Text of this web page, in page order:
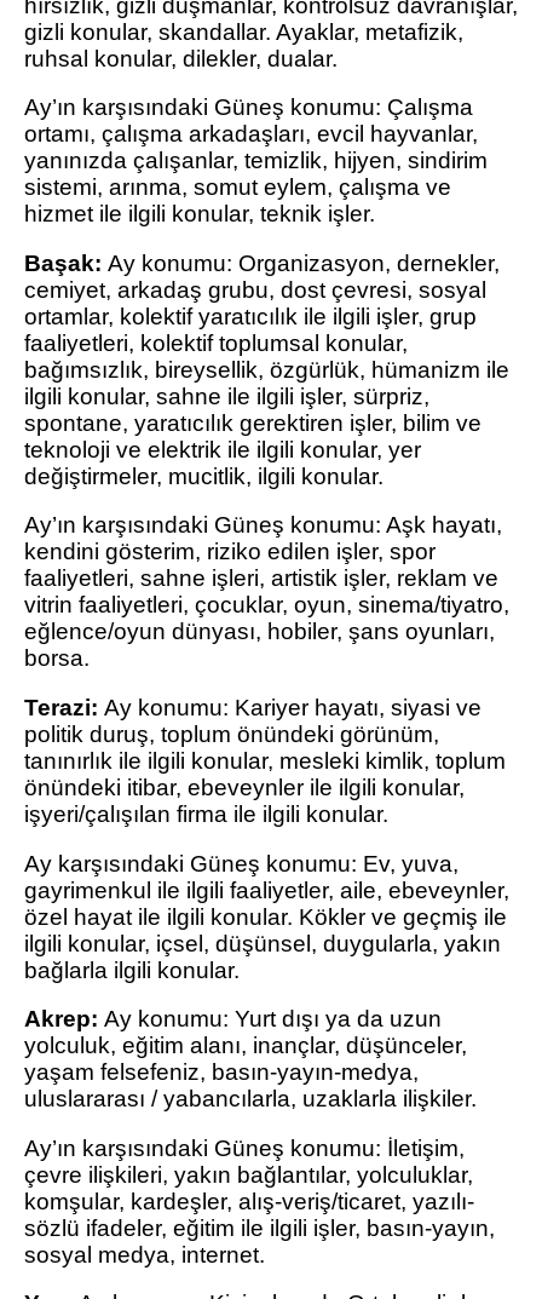
hırsızlık, gizli düşmanlar, kontrolsüz davranışlar,
gizli konular, skandallar. Ayaklar, metafizik,
ruhsal konular, dilekler, dualar.
Ay’ın karşısındaki Güneş konumu: Çalışma
ortamı, çalışma arkadaşları, evcil hayvanlar,
yanınızda çalışanlar, temizlik, hijyen, sindirim
sistemi, arınma, somut eylem, çalışma ve
hizmet ile ilgili konular, teknik işler.
Başak: Ay konumu: Organizasyon, dernekler,
cemiyet, arkadaş grubu, dost çevresi, sosyal
ortamlar, kolektif yaratıcılık ile ilgili işler, grup
faaliyetleri, kolektif toplumsal konular,
bağımsızlık, bireysellik, özgürlük, hümanizm ile
ilgili konular, sahne ile ilgili işler, sürpriz,
spontane, yaratıcılık gerektiren işler, bilim ve
teknoloji ve elektrik ile ilgili konular, yer
değiştirmeler, mucitlik, ilgili konular.
Ay’ın karşısındaki Güneş konumu: Aşk hayatı,
kendini gösterim, riziko edilen işler, spor
faaliyetleri, sahne işleri, artistik işler, reklam ve
vitrin faaliyetleri, çocuklar, oyun, sinema/tiyatro,
eğlence/oyun dünyası, hobiler, şans oyunları,
borsa.
Terazi: Ay konumu: Kariyer hayatı, siyasi ve
politik duruş, toplum önündeki görünüm,
tanınırlık ile ilgili konular, mesleki kimlik, toplum
önündeki itibar, ebeveynler ile ilgili konular,
işyeri/çalışılan firma ile ilgili konular.
Ay karşısındaki Güneş konumu: Ev, yuva,
gayrimenkul ile ilgili faaliyetler, aile, ebeveynler,
özel hayat ile ilgili konular. Kökler ve geçmiş ile
ilgili konular, içsel, düşünsel, duygularla, yakın
bağlarla ilgili konular.
Akrep: Ay konumu: Yurt dışı ya da uzun
yolculuk, eğitim alanı, inançlar, düşünceler,
yaşam felsefeniz, basın-yayın-medya,
uluslararası / yabancılarla, uzaklarla ilişkiler.
Ay’ın karşısındaki Güneş konumu: İletişim,
çevre ilişkileri, yakın bağlantılar, yolculuklar,
komşular, kardeşler, alış-veriş/ticaret, yazılı-
sözlü ifadeler, eğitim ile ilgili işler, basın-yayın,
sosyal medya, internet.